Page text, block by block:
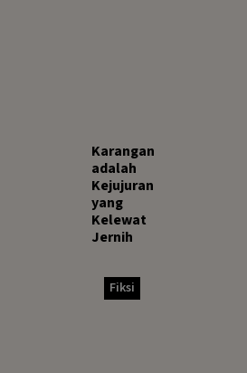
Karangan
adalah
Kejujuran
yang
Kelewat
Jernih
Fiksi